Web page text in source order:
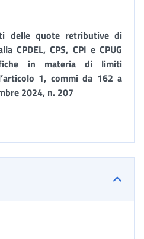
delle quote retributive di
CPDEL, CPS, CPI e CPUG
in materia di limiti
1, commi da 162 a
2024, n. 207